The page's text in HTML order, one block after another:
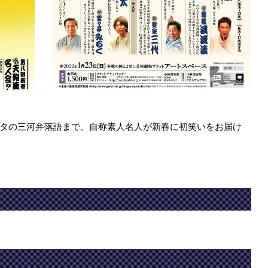
の三河弁落語まで、自称素人名人が新春に初笑いをお届け